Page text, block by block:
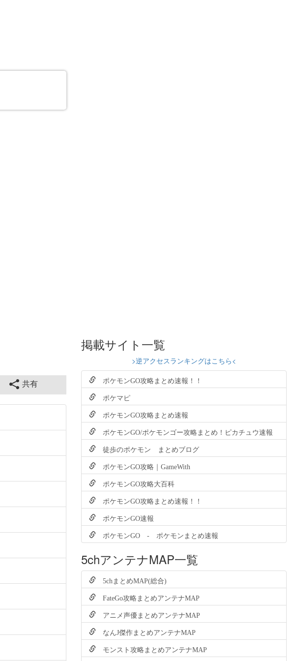
共有
掲載サイト一覧
>逆アクセスランキングはこちら<
ポケモンGO攻略まとめ速報！！
ポケマピ
ポケモンGO攻略まとめ速報
ポケモンGO/ポケモンゴー攻略まとめ！ピカチュウ速報
徒歩のポケモン まとめブログ
ポケモンGO攻略｜GameWith
ポケモンGO攻略大百科
ポケモンGO攻略まとめ速報！！
ポケモンGO速報
ポケモンGO - ポケモンまとめ速報
5chアンテナMAP一覧
5chまとめMAP(総合)
FateGo攻略まとめアンテナMAP
アニメ声優まとめアンテナMAP
なんJ傑作まとめアンテナMAP
モンスト攻略まとめアンテナMAP